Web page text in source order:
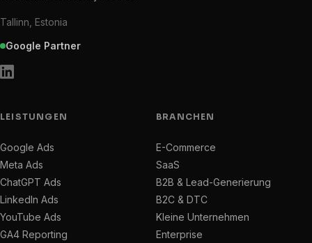
Tallinn, Estonia
Google Partner
LEISTUNGEN
Google Ads
Meta Ads
ChatGPT Ads
LinkedIn Ads
YouTube Ads
GA4 Reporting
BRANCHEN
E-Commerce
SaaS
B2B & Lead-Generierung
B2C & DTC
Kleine Unternehmen
Enterprise